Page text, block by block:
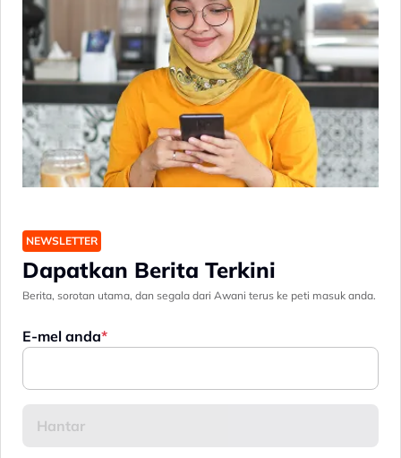
NEWSLETTER
Dapatkan Berita Terkini
Berita, sorotan utama, dan segala dari Awani terus ke peti masuk anda.
E-mel anda